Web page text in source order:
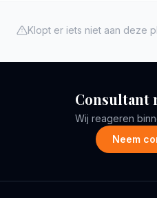
Klopt er iets niet aan deze
Consultant
Wij reageren
Neem